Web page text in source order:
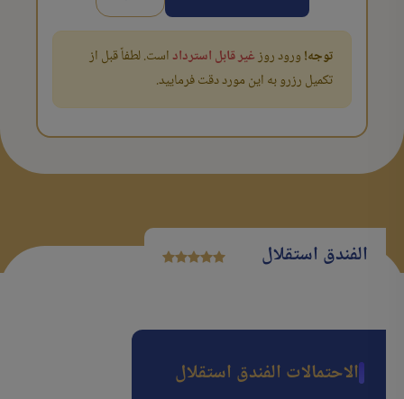
توجه!ورود روزغیر قابل استرداداست. لطفاً قبل از
تکمیل رزرو به این مورد دقت فرمایید.
الفندق استقلال
الاحتمالات الفندق استقلال